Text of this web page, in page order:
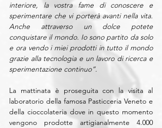
interiore, la vostra fame di conoscere e
sperimentare che vi porterà avanti nella vita.
Anche attraverso un dolce potete
conquistare il mondo. Io sono partito da solo
e ora vendo i miei prodotti in tutto il mondo
grazie alla tecnologia e un lavoro di ricerca e
sperimentazione continuo”.
La mattinata è proseguita con la visita al
laboratorio della famosa Pasticceria Veneto e
della cioccolateria dove in questo momento
vengono prodotte artigianalmente 4.000